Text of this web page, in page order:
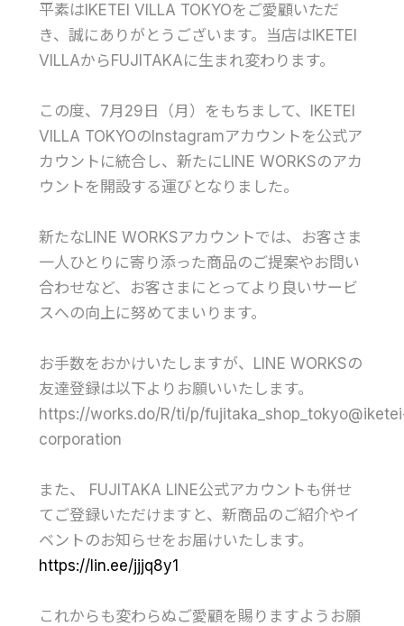
平素はIKETEI VILLA TOKYOをご愛顧いただ
き、誠にありがとうございます。当店はIKETEI
VILLAからFUJITAKAに生まれ変わります。
この度、7月29日（月）をもちまして、IKETEI
VILLA TOKYOのInstagramアカウントを公式ア
カウントに統合し、新たにLINE WORKSのアカ
ウントを開設する運びとなりました。
新たなLINE WORKSアカウントでは、お客さま
一人ひとりに寄り添った商品のご提案やお問い
合わせなど、お客さまにとってより良いサービ
スへの向上に努めてまいります。
お手数をおかけいたしますが、LINE WORKSの
友達登録は以下よりお願いいたします。
https://works.do/R/ti/p/
corporation
また、 FUJITAKA LINE公式アカウントも併せ
てご登録いただけますと、新商品のご紹介やイ
ベントのお知らせをお届けいたします。
https://lin.ee/jjjq8y1
これからも変わらぬご愛顧を賜りますようお願